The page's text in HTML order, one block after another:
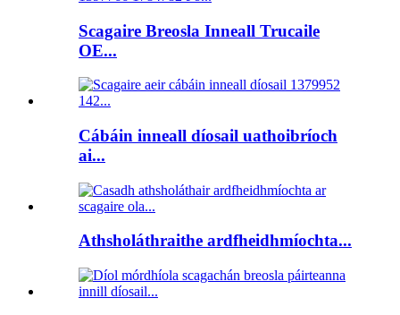
Scagaire Breosla Inneall Trucaile
OE...
Cábáin inneall díosail uathoibríoch
ai...
Athsholáthraithe ardfheidhmíochta...